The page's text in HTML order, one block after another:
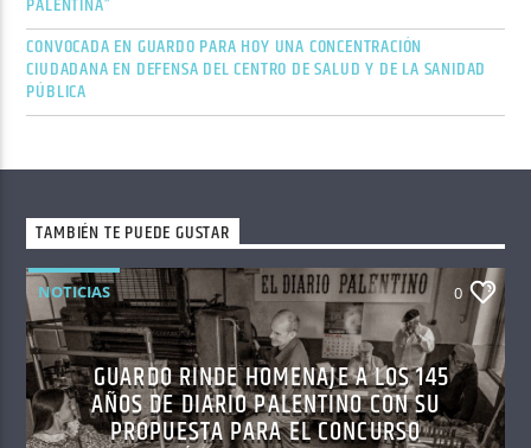
CONVOCADA EN GUARDO PARA HOY UNA CONCENTRACIÓN
CIUDADANA EN DEFENSA DEL CENTRO DE SALUD Y DE LA SANIDAD
PÚBLICA
TAMBIÉN TE PUEDE GUSTAR
NOTICIAS 0
GUARDO RINDE HOMENAJE A LOS 145
AÑOS DE DIARIO PALENTINO CON SU
PROPUESTA PARA EL CONCURSO